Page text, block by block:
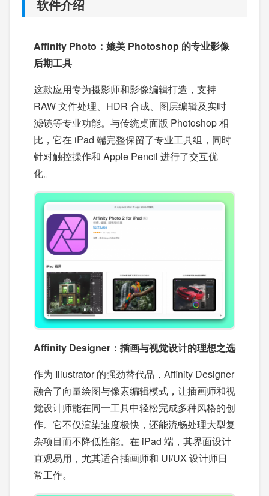
软件介绍
Affinity Photo：媲美 Photoshop 的专业影像
后期工具
这款应用专为摄影师和影像编辑打造，支持
RAW 文件处理、HDR 合成、图层编辑及实时
滤镜等专业功能。与传统桌面版 Photoshop 相
比，它在 iPad 端完整保留了专业工具组，同时
针对触控操作和 Apple Pencil 进行了交互优
化。
Affinity Designer：插画与视觉设计的理想之选
作为 Illustrator 的强劲替代品，Affinity Designer
融合了向量绘图与像素编辑模式，让插画师和视
觉设计师能在同一工具中轻松完成多种风格的创
作。它不仅渲染速度极快，还能流畅处理大型复
杂项目而不降低性能。在 iPad 端，其界面设计
直观易用，尤其适合插画师和 UI/UX 设计师日
常工作。